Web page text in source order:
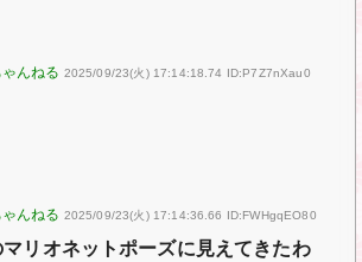
2025/09/23(火) 17:14:18.74 ID:P7Z7nXau0
2025/09/23(火) 17:14:36.66 ID:FWHgqEO80
リオネットポーズに見えてきたわ